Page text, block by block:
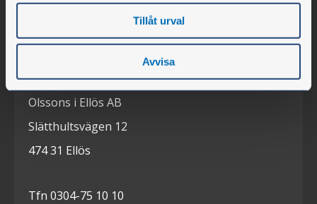
Tillåt urval
Avvisa
Olssons i Ellös
Olssons i Ellös AB
Slätthultsvägen 12
474 31 Ellös
Tfn 0304-75 10 10